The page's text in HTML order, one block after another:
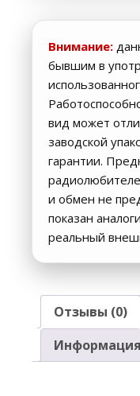
Внимание:
бывшим в
вид может
заводской
гарантии.
и обмен не
показан
реальный
Отзывы (0)